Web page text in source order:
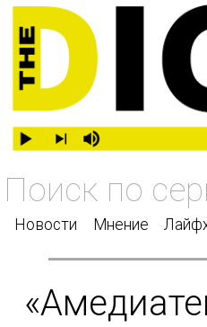
Новости Мнение